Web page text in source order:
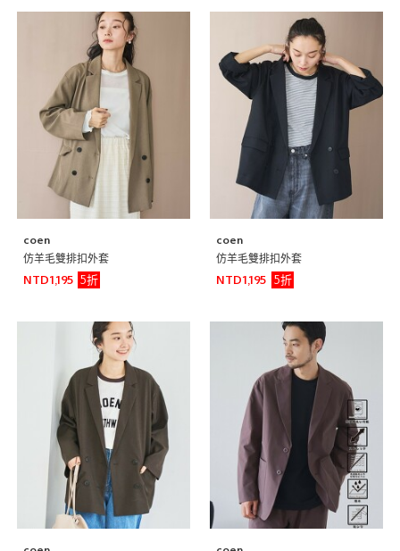
coen
仿羊毛雙排扣外套
NTD1,195
5折
coen
仿羊毛雙排扣外套
NTD1,195
5折